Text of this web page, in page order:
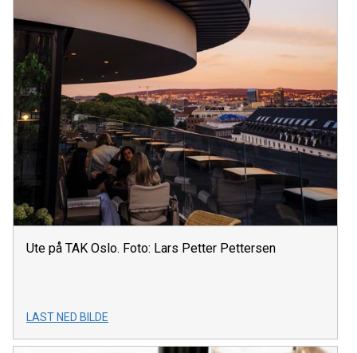
Ute på TAK Oslo. Foto: Lars Petter Pettersen
LAST NED BILDE